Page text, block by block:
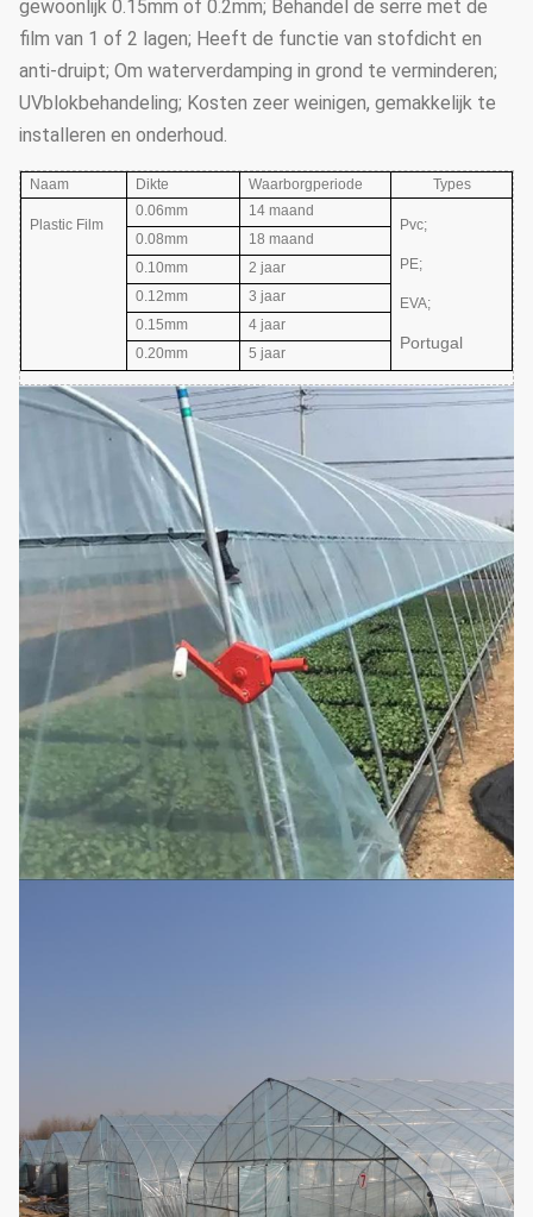
gewoonlijk 0.15mm of 0.2mm; Behandel de serre met de
film van 1 of 2 lagen; Heeft de functie van stofdicht en
anti-druipt; Om waterverdamping in grond te verminderen;
UVblokbehandeling; Kosten zeer weinigen, gemakkelijk te
installeren en onderhoud.
Naam Dikte Waarborgperiode Types
Plastic Film
0.06mm
14 maand
Pvc;
PE;
EVA;
Portugal
0.08mm
18 maand
0.10mm
2 jaar
0.12mm
3 jaar
0.15mm
4 jaar
0.20mm
5 jaar